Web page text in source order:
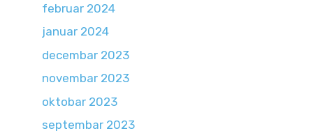
februar 2024
januar 2024
decembar 2023
novembar 2023
oktobar 2023
septembar 2023